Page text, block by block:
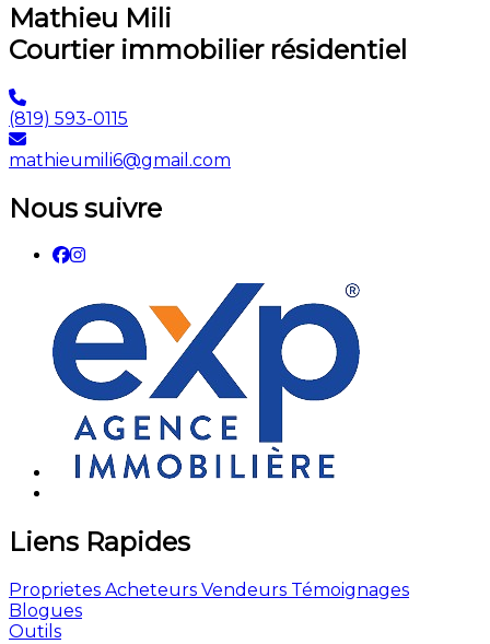
Mathieu Mili
Courtier immobilier résidentiel
(819) 593-0115
mathieumili6@gmail.com
Nous suivre
Liens Rapides
Proprietes Acheteurs Vendeurs Témoignages
Blogues
Outils